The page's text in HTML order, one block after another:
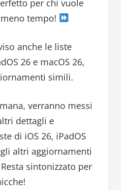
per chi vuole
tempo!
anche le liste
26 e macOS 26,
simili.
verranno messi
dettagli e
di iOS 26, iPadOS
altri aggiornamenti
sintonizzato per